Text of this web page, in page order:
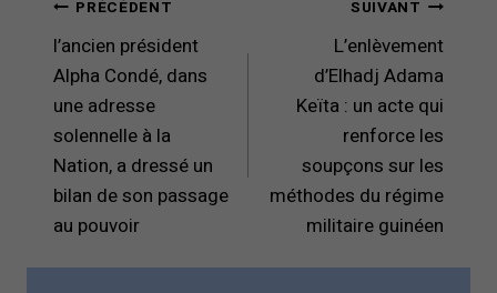
de
l’article
PRÉCÉDENT
l’ancien président
Alpha Condé, dans
une adresse
solennelle à la
Nation, a dressé un
bilan de son passage
au pouvoir
SUIVANT
L’enlèvement
d’Elhadj Adama
Keïta : un acte qui
renforce les
soupçons sur les
méthodes du régime
militaire guinéen